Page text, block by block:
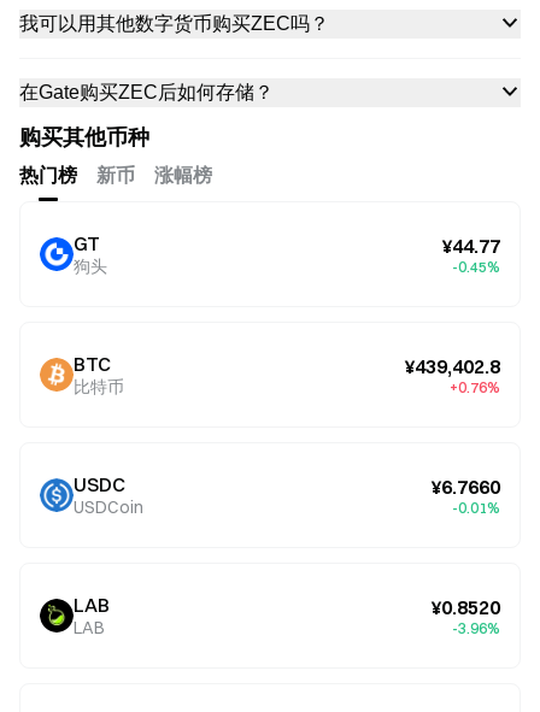
我可以用其他数字货币购买ZEC吗？
在Gate购买ZEC后如何存储？
购买其他币种
热门榜 新币 涨幅榜
GT
狗头
¥44.77
-0.45%
BTC
比特币
¥439,402.8
+0.76%
USDC
USDCoin
¥6.7660
-0.01%
LAB
LAB
¥0.8520
-3.96%